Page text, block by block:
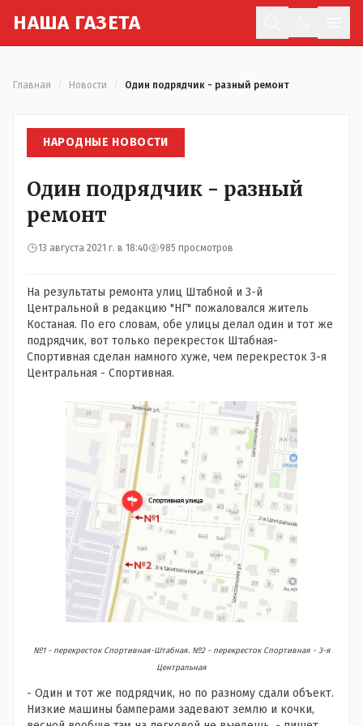
НАША ГАЗЕТА
Главная Новости Один подрядчик - разный ремонт
НАРОДНЫЕ НОВОСТИ
Один подрядчик - разный
ремонт
13 августа 2021 г. в 18:40 985 просмотров
На результаты ремонта улиц Штабной и 3-й
Центральной в редакцию "НГ" пожаловался житель
Костаная. По его словам, обе улицы делал один и тот же
подрядчик, вот только перекресток Штабная-
Спортивная сделан намного хуже, чем перекресток 3-я
Центральная - Спортивная.
№1 - перекресток Спортивная-Штабная. №2 - перекресток Спортивная - 3-я
Центральная
- Один и тот же подрядчик, но по разному сдали объект.
Низкие машины бамперами задевают землю и кочки,